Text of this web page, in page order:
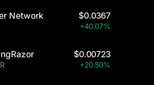
Network $0.0367
+40.07%
$0.00723
+20.50%